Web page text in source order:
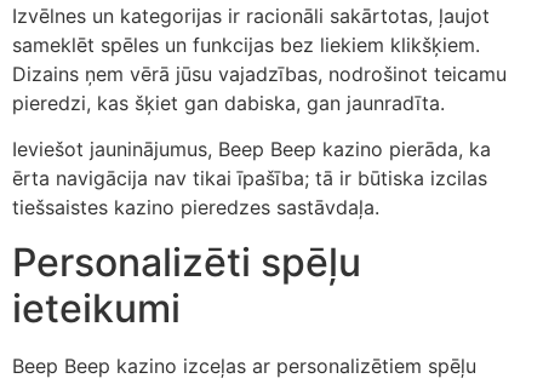
Izvēlnes un kategorijas ir racionāli sakārtotas, ļaujot
sameklēt spēles un funkcijas bez liekiem klikšķiem.
Dizains ņem vērā jūsu vajadzības, nodrošinot teicamu
pieredzi, kas šķiet gan dabiska, gan jaunradīta.
Ieviešot jauninājumus, Beep Beep kazino pierāda, ka
ērta navigācija nav tikai īpašība; tā ir būtiska izcilas
tiešsaistes kazino pieredzes sastāvdaļa.
Personalizēti spēļu
ieteikumi
Beep Beep kazino izceļas ar personalizētiem spēļu